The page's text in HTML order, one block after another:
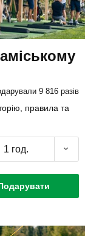
9 816 разів
правила та
1 год.